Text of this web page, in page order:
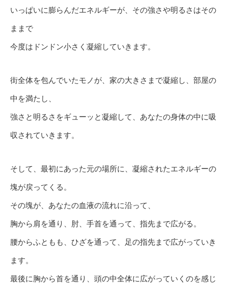
いっぱいに膨らんだエネルギーが、その強さや明るさはその
ままで
今度はドンドン小さく凝縮していきます。
街全体を包んでいたモノが、家の大きさまで凝縮し、部屋の
中を満たし、
強さと明るさをギューッと凝縮して、あなたの身体の中に吸
収されていきます。
そして、最初にあった元の場所に、凝縮されたエネルギーの
塊が戻ってくる。
その塊が、あなたの血液の流れに沿って、
胸から肩を通り、肘、手首を通って、指先まで広がる。
腰からふともも、ひざを通って、足の指先まで広がっていき
ます。
最後に胸から首を通り、頭の中全体に広がっていくのを感じ